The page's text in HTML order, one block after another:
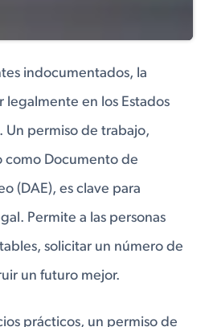
indocumentados, la
en los Estados
Un permiso de trabajo,
Documento de
(DAE), es clave para
Permite a las personas
solicitar un número de
un futuro mejor.
prácticos, un permiso de